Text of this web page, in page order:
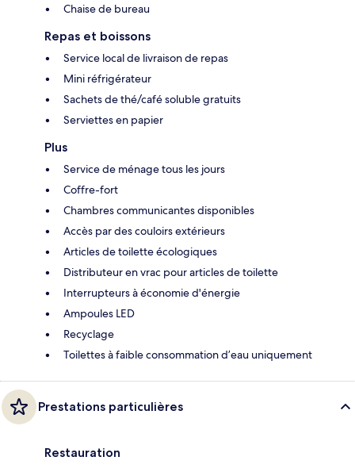
Chaise de bureau
Repas et boissons
Service local de livraison de repas
Mini réfrigérateur
Sachets de thé/café soluble gratuits
Serviettes en papier
Plus
Service de ménage tous les jours
Coffre-fort
Chambres communicantes disponibles
Accès par des couloirs extérieurs
Articles de toilette écologiques
Distributeur en vrac pour articles de toilette
Interrupteurs à économie d'énergie
Ampoules LED
Recyclage
Toilettes à faible consommation d’eau uniquement
Prestations particulières
Restauration